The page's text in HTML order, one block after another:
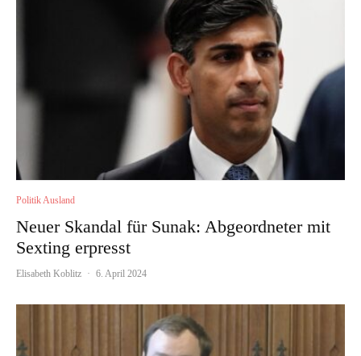
Politik Ausland
Neuer Skandal für Sunak: Abgeordneter mit
Sexting erpresst
Elisabeth Koblitz · 6. April 2024